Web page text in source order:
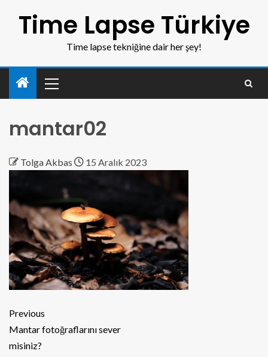
Time Lapse Türkiye
Time lapse tekniğine dair her şey!
mantar02
Tolga Akbas 15 Aralık 2023
Previous
Mantar fotoğraflarını sever
misiniz?